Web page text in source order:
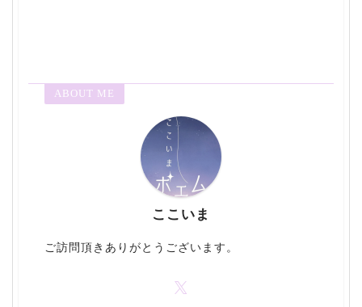
ABOUT ME
ここいま
ご訪問頂きありがとうございます。